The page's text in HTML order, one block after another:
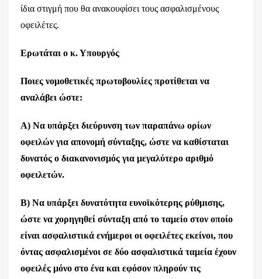
ίδια στιγμή που θα ανακουφίσει τους ασφαλισμένους
οφειλέτες.
Ερωτάται ο κ. Υπουργός
Ποιες νομοθετικές πρωτοβουλίες προτίθεται να
αναλάβει ώστε:
Α) Να υπάρξει διεύρυνση των παραπάνω ορίων
οφειλών για απονομή σύνταξης, ώστε να καθίσταται
δυνατός ο διακανονισμός για μεγαλύτερο αριθμό
οφειλετών.
Β) Να υπάρξει δυνατότητα ευνοϊκότερης ρύθμισης,
ώστε να χορηγηθεί σύνταξη από το ταμείο στον οποίο
είναι ασφαλιστικά ενήμεροι οι οφειλέτες εκείνοι, που
όντας ασφαλισμένοι σε δύο ασφαλιστικά ταμεία έχουν
οφειλές μόνο στο ένα και εφόσον πληρούν τις